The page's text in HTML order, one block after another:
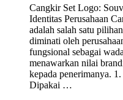
Cangkir Set Logo:
Identitas Perusahaan
adalah salah satu
diminati oleh
fungsional sebagai
menawarkan nilai
kepada penerimanya.
Dipakai …